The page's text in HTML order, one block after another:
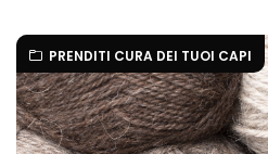
PRENDITI CURA DEI TUOI CAPI